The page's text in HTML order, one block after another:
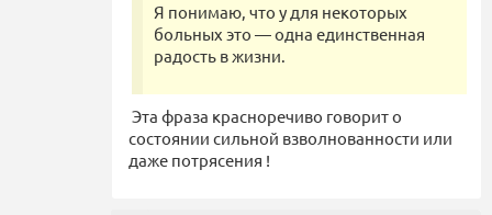
Я понимаю, что у для некоторых
больных это — одна единственная
радость в жизни.
Эта фраза красноречиво говорит о
состоянии сильной взволнованности или
даже потрясения !